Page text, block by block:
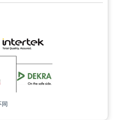
同
用にはCC BY 4.0の表示が必要です。